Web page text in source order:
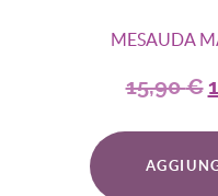
MESAUDA
15,90€